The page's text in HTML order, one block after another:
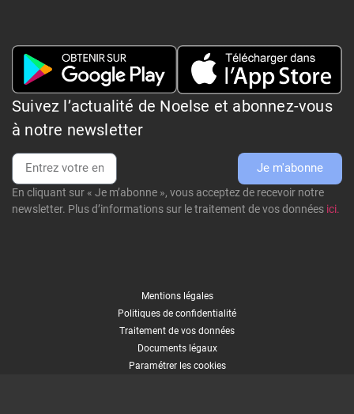
Suivez l’actualité de Noelse et abonnez-vous
à notre newsletter
Je m'abonne
En cliquant sur « Je m’abonne », vous acceptez de recevoir notre
newsletter. Plus d’informations sur le traitement de vos données ici.
Mentions légales
Politiques de confidentialité
Traitement de vos données
Documents légaux
Paramétrer les cookies